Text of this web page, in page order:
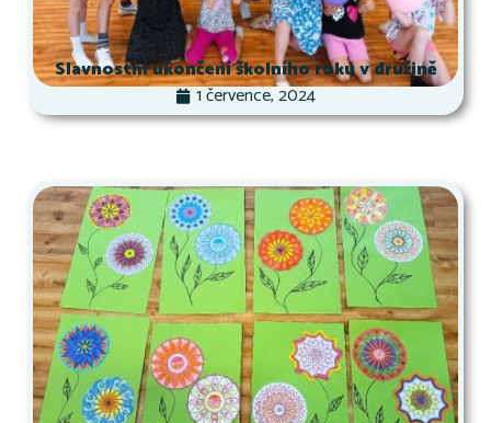
Slavnostní ukončení školního roku v družině
1 července, 2024